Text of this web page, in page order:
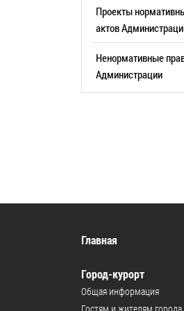
Стандарт развития конкуренции
Антимонопольный комплаенс
Общественная безопасность
Инициативное бюджетирование
РУКОВОДИТЕЛИ
Проекты
актов
Ненормативные
Администрации
Главная
Город-курорт
Общая информация